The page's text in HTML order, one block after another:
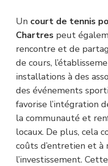
Un court de tennis
Chartres peut
rencontre et de
de cours,
installations à des
des événements
favorise l’intégration
la communauté et
locaux. De plus, cela
coûts d’entretien et à
l’investissement.